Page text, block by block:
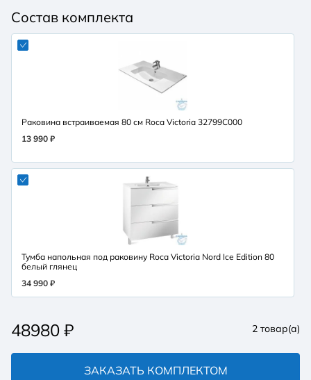
Состав комплекта
Раковина встраиваемая 80 см Roca Victoria 32799C000
13 990 ₽
Тумба напольная под раковину Roca Victoria Nord Ice Edition 80
белый глянец
34 990 ₽
ЗАКАЗАТЬ КОМПЛЕКТОМ
2 товар(а)
48980 ₽